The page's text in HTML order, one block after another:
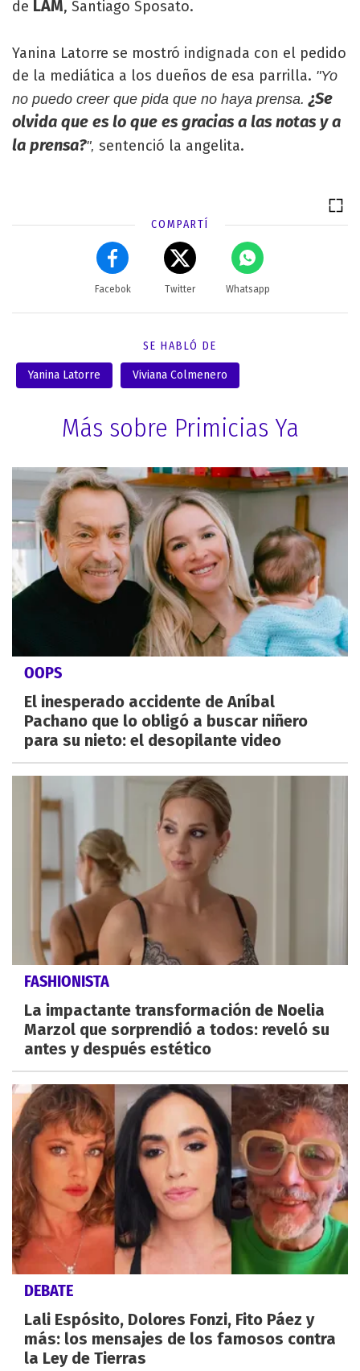
de LAM, Santiago Sposato.
Yanina Latorre se mostró indignada con el pedido
de la mediática a los dueños de esa parrilla. "Yo
no puedo creer que pida que no haya prensa. ¿Se
olvida que es lo que es gracias a las notas y a
la prensa?", sentenció la angelita.
COMPARTÍ
Facebok Twitter Whatsapp
SE HABLÓ DE
Yanina Latorre Viviana Colmenero
Más sobre Primicias Ya
OOPS
El inesperado accidente de Aníbal
Pachano que lo obligó a buscar niñero
para su nieto: el desopilante video
FASHIONISTA
La impactante transformación de Noelia
Marzol que sorprendió a todos: reveló su
antes y después estético
DEBATE
Lali Espósito, Dolores Fonzi, Fito Páez y
más: los mensajes de los famosos contra
la Ley de Tierras